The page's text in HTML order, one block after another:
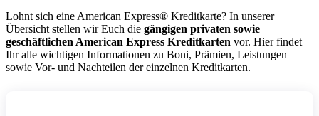
Lohnt sich eine American Express® Kreditkarte? In unserer
Übersicht stellen wir Euch die gängigen privaten sowie
geschäftlichen American Express Kreditkarten vor. Hier findet
Ihr alle wichtigen Informationen zu Boni, Prämien, Leistungen
sowie Vor- und Nachteilen der einzelnen Kreditkarten.